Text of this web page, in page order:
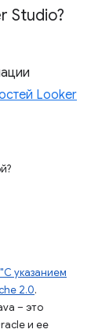
Studio?
Looker
указанием
2.0.
– это
и ее